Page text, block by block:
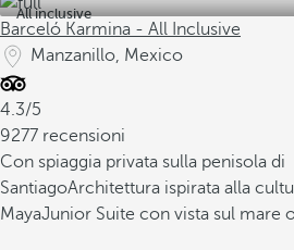
All inclusive
Barceló Karmina - All Inclusive
Manzanillo, Mexico
4.3/5
9277 recensioni
Con spiaggia privata sulla penisola di
SantiagoArchitettura ispirata alla
MayaJunior Suite con vista sul mare